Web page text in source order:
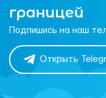
границей
Подпишись на наш
Открыть